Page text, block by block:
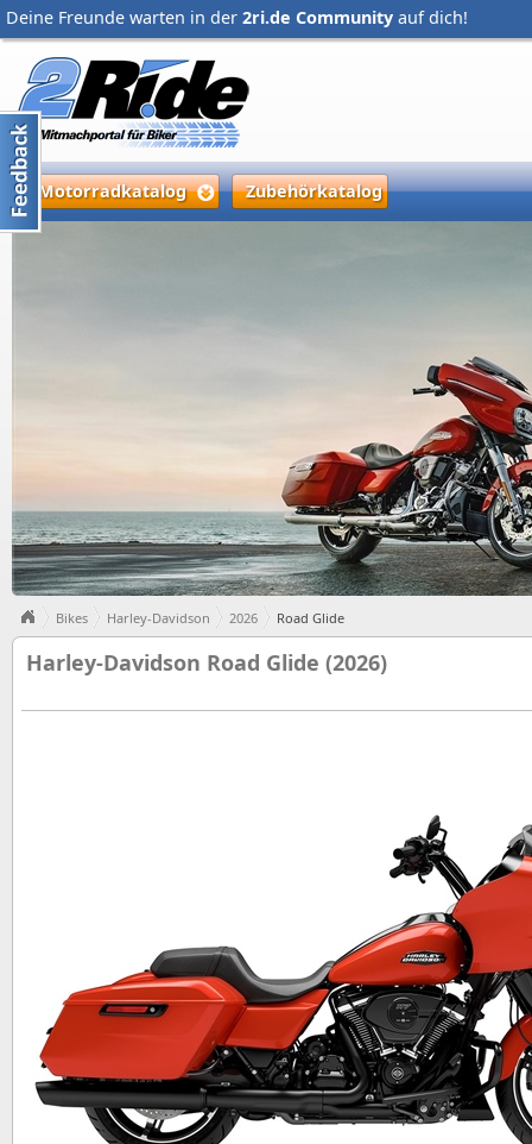
Deine Freunde warten in der 2ri.de Community auf dich!
Motorradkatalog Zubehörkatalog
Bikes Harley-Davidson 2026 Road Glide
Harley-Davidson Road Glide (2026)